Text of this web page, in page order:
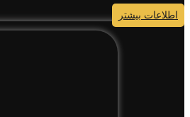
اطلاعات بیشتر